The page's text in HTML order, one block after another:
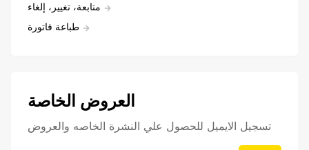
متابعة، تغيير، إلغاء
طباعة فاتورة
العروض الخاصة
تسجيل الايميل للحصول علي النشرة الخاصه والعروض